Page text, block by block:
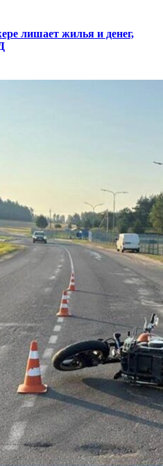
лишает жилья и денег,